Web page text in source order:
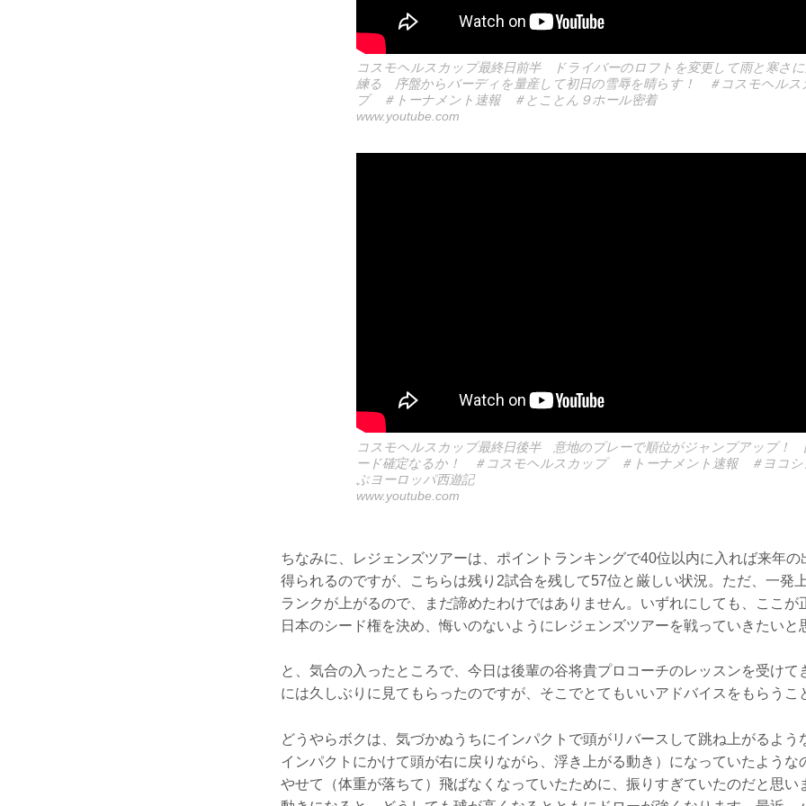
コスモヘルスカップ最終日前半 ドライバーのロフトを変更して雨と寒さに
練る 序盤からバーディを量産して初日の雪辱を晴らす！ ＃コスモヘルス
プ ＃トーナメント速報 ＃とことん９ホール密着
www.youtube.com
コスモヘルスカップ最終日後半 意地のプレーで順位がジャンプアップ！
ード確定なるか！ ＃コスモヘルスカップ ＃トーナメント速報 ＃ヨコシ
ぶヨーロッパ西遊記
www.youtube.com
ちなみに、レジェンズツアーは、ポイントランキングで40位以内に入れば来年の
得られるのですが、こちらは残り2試合を残して57位と厳しい状況。ただ、一発
ランクが上がるので、まだ諦めたわけではありません。いずれにしても、ここが
日本のシード権を決め、悔いのないようにレジェンズツアーを戦っていきたいと
と、気合の入ったところで、今日は後輩の谷将貴プロコーチのレッスンを受けて
には久しぶりに見てもらったのですが、そこでとてもいいアドバイスをもらうこ
どうやらボクは、気づかぬうちにインパクトで頭がリバースして跳ね上がるよう
インパクトにかけて頭が右に戻りながら、浮き上がる動き）になっていたような
やせて（体重が落ちて）飛ばなくなっていたために、振りすぎていたのだと思い